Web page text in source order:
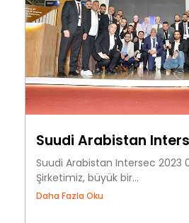
Suudi Arabistan
Suudi Arabistan Intersec 2023
Şirketimiz, büyük bir...
Daha Fazla Oku